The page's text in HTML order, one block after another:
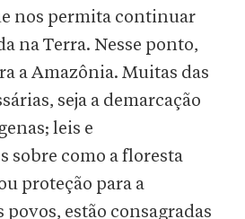
nos permita continuar
na Terra. Nesse ponto,
a Amazônia. Muitas das
seja a demarcação
leis e
sobre como a floresta
proteção para a
povos, estão consagradas